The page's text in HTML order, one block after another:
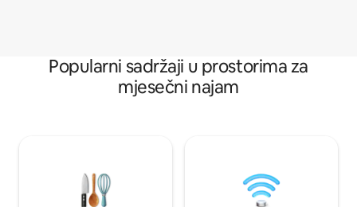
Popularni sadržaji u prostorima za
mjesečni najam